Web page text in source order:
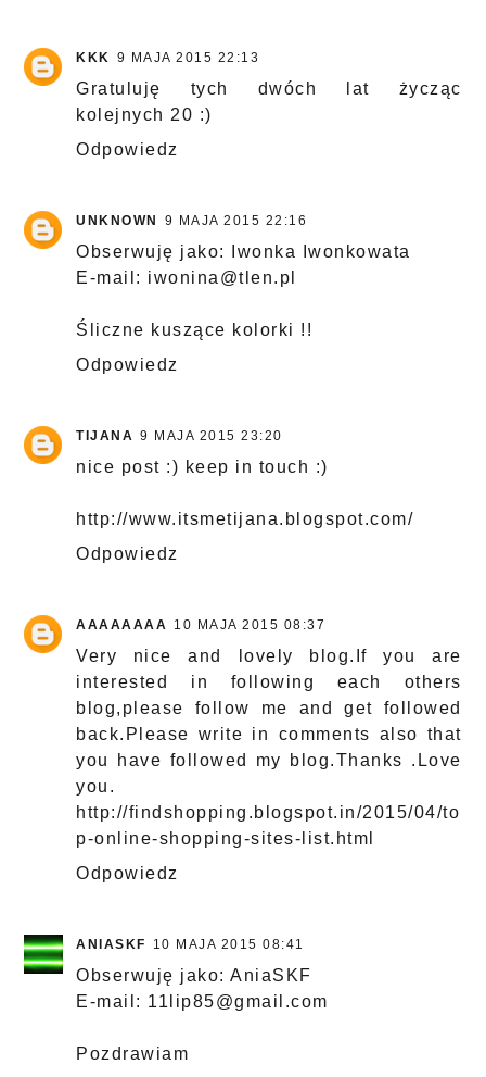
KKK 9 MAJA 2015 22:13
Gratuluję tych dwóch lat życząc
kolejnych 20 :)
Odpowiedz
UNKNOWN 9 MAJA 2015 22:16
Obserwuję jako: Iwonka Iwonkowata
E-mail: iwonina@tlen.pl
Śliczne kuszące kolorki !!
Odpowiedz
TIJANA 9 MAJA 2015 23:20
nice post :) keep in touch :)
http://www.itsmetijana.blogspot.com/
Odpowiedz
AAAAAAAA 10 MAJA 2015 08:37
Very nice and lovely blog.If you are
interested in following each others
blog,please follow me and get followed
back.Please write in comments also that
you have followed my blog.Thanks .Love
you.
http://findshopping.blogspot.in/2015/04/to
p-online-shopping-sites-list.html
Odpowiedz
ANIASKF 10 MAJA 2015 08:41
Obserwuję jako: AniaSKF
E-mail: 11lip85@gmail.com
Pozdrawiam